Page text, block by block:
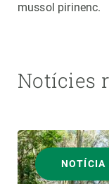
mussol pirinenc.
Notícies
NOTÍCIA